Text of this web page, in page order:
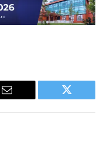
Email Twitter